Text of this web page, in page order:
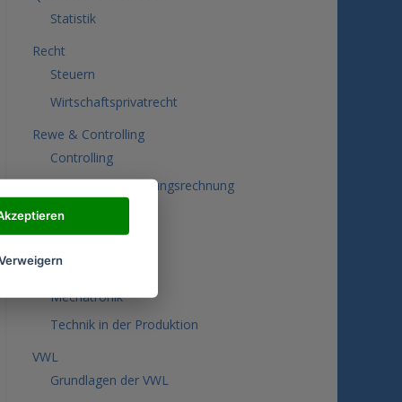
Statistik
Recht
Steuern
Wirtschaftsprivatrecht
Rewe & Controlling
Controlling
Kosten- und Leistungsrechnung
Rechnungswesen
Technik
Mechatronik
Technik in der Produktion
VWL
Grundlagen der VWL